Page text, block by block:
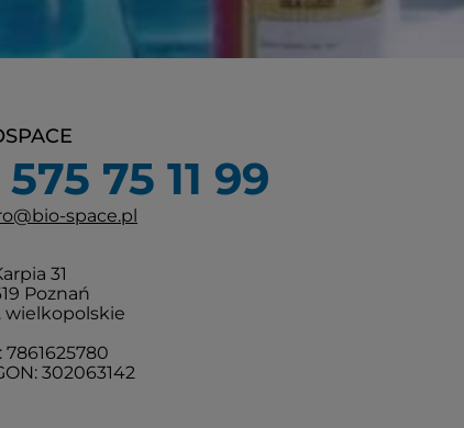
575 75 11 99
space.pl
31
Poznań
wielkopolskie
7861625780
302063142